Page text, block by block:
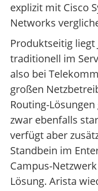
explizit mit Cisco
Networks
Produktseitig liegt
traditionell im
also bei
großen
Routing-
zwar ebenfalls
verfügt aber
Standbein im
Campus-
Lösung. Arista